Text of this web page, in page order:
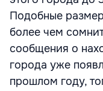
Подобные
более чем
сообщения о
города уже
прошлом году,